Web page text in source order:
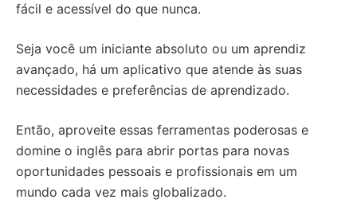
fácil e acessível do que nunca.
Seja você um iniciante absoluto ou um aprendiz
avançado, há um aplicativo que atende às suas
necessidades e preferências de aprendizado.
Então, aproveite essas ferramentas poderosas e
domine o inglês para abrir portas para novas
oportunidades pessoais e profissionais em um
mundo cada vez mais globalizado.